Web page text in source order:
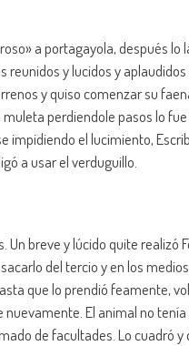
a portagayola, después lo
y lucidos y
y quiso comenzar su
perdiendole pasos lo
impidiendo el lucimiento,
a usar el verduguillo.
breve y lúcido quite realizó
del tercio y en los
que lo prendió feamente,
El animal no tenía
de facultades. Lo cuadró